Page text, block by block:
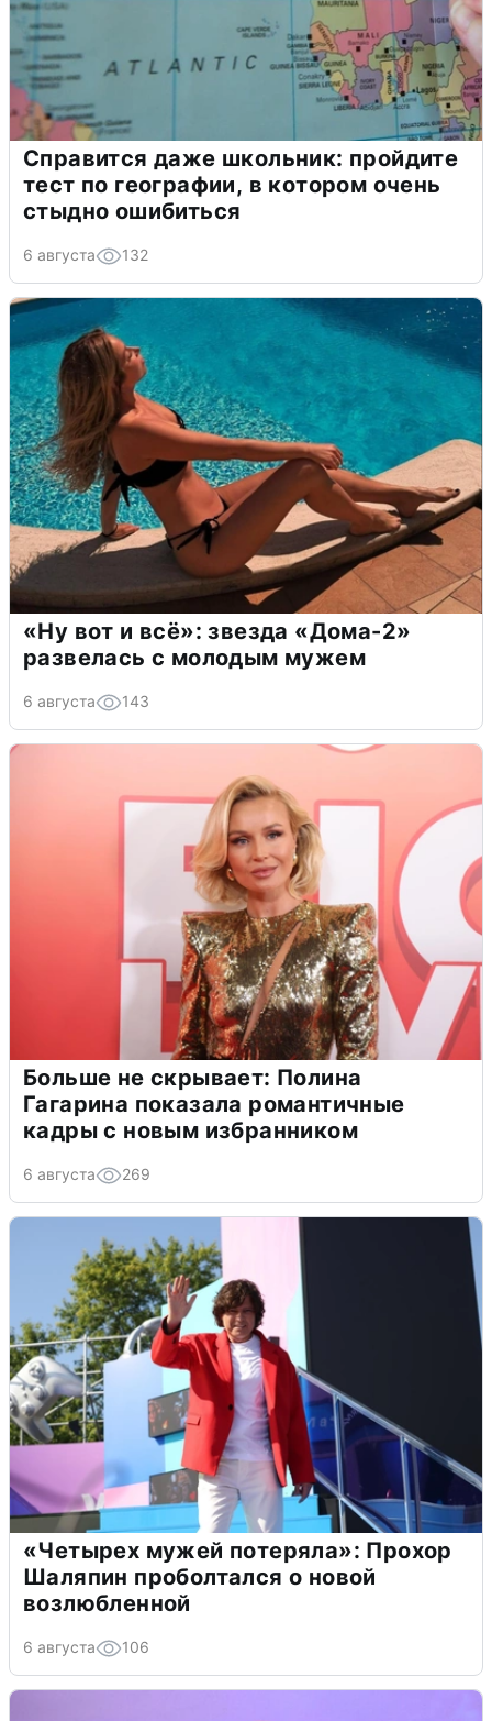
Справится даже школьник: пройдите
тест по географии, в котором очень
стыдно ошибиться
6 августа 132
«Ну вот и всё»: звезда «Дома-2»
развелась с молодым мужем
6 августа 143
Больше не скрывает: Полина
Гагарина показала романтичные
кадры с новым избранником
6 августа 269
«Четырех мужей потеряла»: Прохор
Шаляпин проболтался о новой
возлюбленной
6 августа 106